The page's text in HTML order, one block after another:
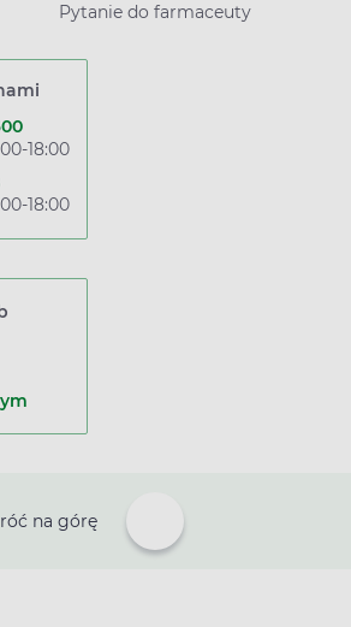
Pytanie do farmaceuty
18:00
18:00
na górę